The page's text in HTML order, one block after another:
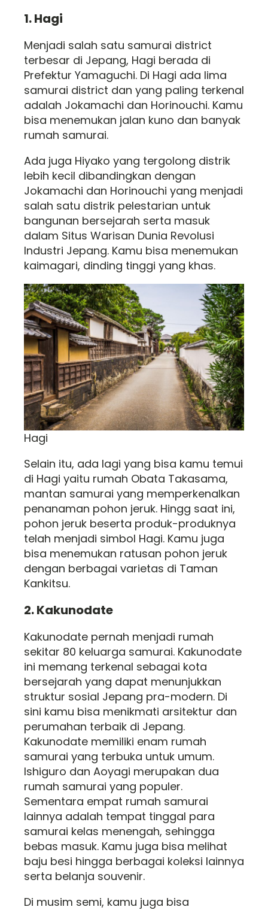
1. Hagi
Menjadi salah satu samurai district
terbesar di Jepang, Hagi berada di
Prefektur Yamaguchi. Di Hagi ada lima
samurai district dan yang paling terkenal
adalah Jokamachi dan Horinouchi. Kamu
bisa menemukan jalan kuno dan banyak
rumah samurai.
Ada juga Hiyako yang tergolong distrik
lebih kecil dibandingkan dengan
Jokamachi dan Horinouchi yang menjadi
salah satu distrik pelestarian untuk
bangunan bersejarah serta masuk
dalam Situs Warisan Dunia Revolusi
Industri Jepang. Kamu bisa menemukan
kaimagari, dinding tinggi yang khas.
Hagi
Selain itu, ada lagi yang bisa kamu temui
di Hagi yaitu rumah Obata Takasama,
mantan samurai yang memperkenalkan
penanaman pohon jeruk. Hingg saat ini,
pohon jeruk beserta produk-produknya
telah menjadi simbol Hagi. Kamu juga
bisa menemukan ratusan pohon jeruk
dengan berbagai varietas di Taman
Kankitsu.
2. Kakunodate
Kakunodate pernah menjadi rumah
sekitar 80 keluarga samurai. Kakunodate
ini memang terkenal sebagai kota
bersejarah yang dapat menunjukkan
struktur sosial Jepang pra-modern. Di
sini kamu bisa menikmati arsitektur dan
perumahan terbaik di Jepang.
Kakunodate memiliki enam rumah
samurai yang terbuka untuk umum.
Ishiguro dan Aoyagi merupakan dua
rumah samurai yang populer.
Sementara empat rumah samurai
lainnya adalah tempat tinggal para
samurai kelas menengah, sehingga
bebas masuk. Kamu juga bisa melihat
baju besi hingga berbagai koleksi lainnya
serta belanja souvenir.
Di musim semi, kamu juga bisa